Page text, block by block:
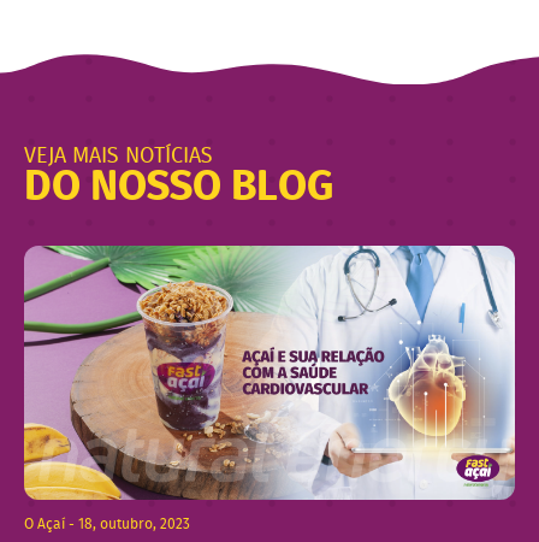
VEJA MAIS NOTÍCIAS
DO NOSSO BLOG
O Açaí - 18, outubro, 2023